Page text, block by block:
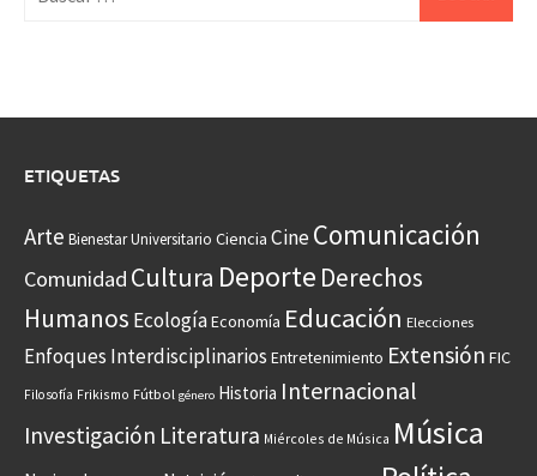
ETIQUETAS
Arte Bienestar Universitario Ciencia CineComunicación
Comunidad Cultura Deporte Derechos
Humanos EcologíaEconomía Educación Elecciones
Enfoques Interdisciplinarios Entretenimiento Extensión FIC
Filosofía Frikismo Fútbol género Historia Internacional
Investigación Literatura Miércoles de Música Música